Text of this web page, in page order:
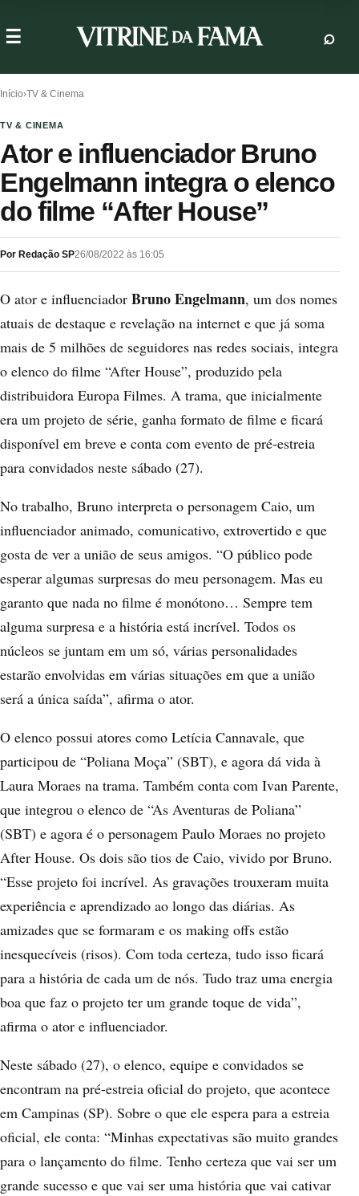
Início›TV & Cinema
TV & CINEMA
Ator e influenciador Bruno
Engelmann integra o elenco
do filme “After House”
Por Redação SP26/08/2022 às 16:05
O ator e influenciador Bruno Engelmann, um dos nomes
atuais de destaque e revelação na internet e que já soma
mais de 5 milhões de seguidores nas redes sociais, integra
o elenco do filme “After House”, produzido pela
distribuidora Europa Filmes. A trama, que inicialmente
era um projeto de série, ganha formato de filme e ficará
disponível em breve e conta com evento de pré-estreia
para convidados neste sábado (27).
No trabalho, Bruno interpreta o personagem Caio, um
influenciador animado, comunicativo, extrovertido e que
gosta de ver a união de seus amigos. “O público pode
esperar algumas surpresas do meu personagem. Mas eu
garanto que nada no filme é monótono… Sempre tem
alguma surpresa e a história está incrível. Todos os
núcleos se juntam em um só, várias personalidades
estarão envolvidas em várias situações em que a união
será a única saída”, afirma o ator.
O elenco possui atores como Letícia Cannavale, que
participou de “Poliana Moça” (SBT), e agora dá vida à
Laura Moraes na trama. Também conta com Ivan Parente,
que integrou o elenco de “As Aventuras de Poliana”
(SBT) e agora é o personagem Paulo Moraes no projeto
After House. Os dois são tios de Caio, vivido por Bruno.
“Esse projeto foi incrível. As gravações trouxeram muita
experiência e aprendizado ao longo das diárias. As
amizades que se formaram e os making offs estão
inesquecíveis (risos). Com toda certeza, tudo isso ficará
para a história de cada um de nós. Tudo traz uma energia
boa que faz o projeto ter um grande toque de vida”,
afirma o ator e influenciador.
Neste sábado (27), o elenco, equipe e convidados se
encontram na pré-estreia oficial do projeto, que acontece
em Campinas (SP). Sobre o que ele espera para a estreia
oficial, ele conta: “Minhas expectativas são muito grandes
para o lançamento do filme. Tenho certeza que vai ser um
grande sucesso e que vai ser uma história que vai cativar